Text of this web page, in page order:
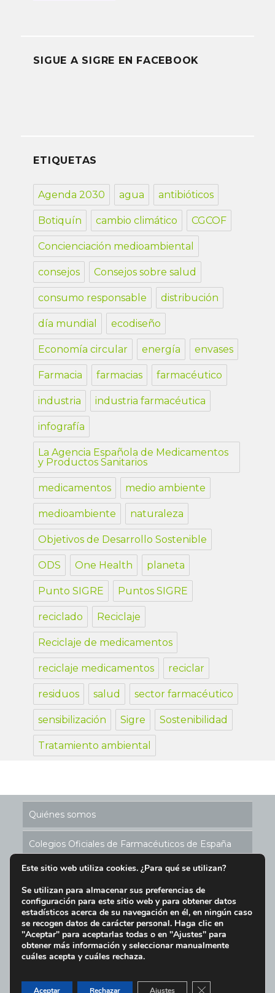
SIGUE A SIGRE EN FACEBOOK
ETIQUETAS
Agenda 2030 agua antibióticos
Botiquín cambio climático CGCOF
Concienciación medioambiental
consejos Consejos sobre salud
consumo responsable distribución
día mundial ecodiseño
Economía circular energía envases
Farmacia farmacias farmacéutico
industria industria farmacéutica
infografía
La Agencia Española de Medicamentos
y Productos Sanitarios
medicamentos medio ambiente
medioambiente naturaleza
Objetivos de Desarrollo Sostenible
ODS One Health planeta
Punto SIGRE Puntos SIGRE
reciclado Reciclaje
Reciclaje de medicamentos
reciclaje medicamentos reciclar
residuos salud sector farmacéutico
sensibilización Sigre Sostenibilidad
Tratamiento ambiental
Quiénes somos
Colegios Oficiales de Farmacéuticos de España
Historia de los Puntos SIGRE
Ubicación Puntos SIGRE en España
Aviso Legal y Condiciones de Uso del Sitio Web
Política de cookies
Tel.91 391 12 30|sigre@sigre.es| C/ María de Molina
Este sitio web utiliza cookies. ¿Para qué se utilizan?
Se utilizan para almacenar sus preferencias de
configuración para este sitio web y para obtener datos
estadísticos acerca de su navegación en él, en ningún caso
se recogen datos de carácter personal. Haga clic en
"Aceptar" para aceptarlas todas o en "Ajustes" para
obtener más información y seleccionar manualmente
cuáles acepta y cuáles rechaza.
Aceptar Rechazar Ajustes CERRAR EL